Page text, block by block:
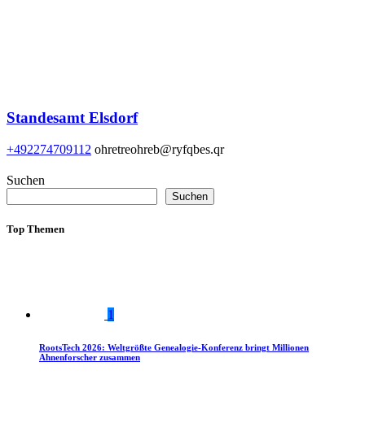
Standesamt Elsdorf
+492274709112 ohretreohreb@ryfqbes.qr
Suchen
Suchen
Top Themen
1
RootsTech 2026: Weltgrößte Genealogie-Konferenz bringt Millionen
Ahnenforscher zusammen